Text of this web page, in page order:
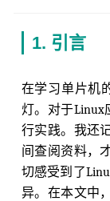
1. 引言
在学习单片机
灯。对于Linux
行实践。我还
间查阅资料，
切感受到了
异。在本文中